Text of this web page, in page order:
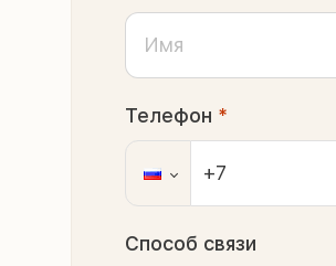
Телефон *
Способ связи